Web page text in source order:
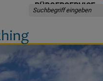
BÜRGERSERVICE